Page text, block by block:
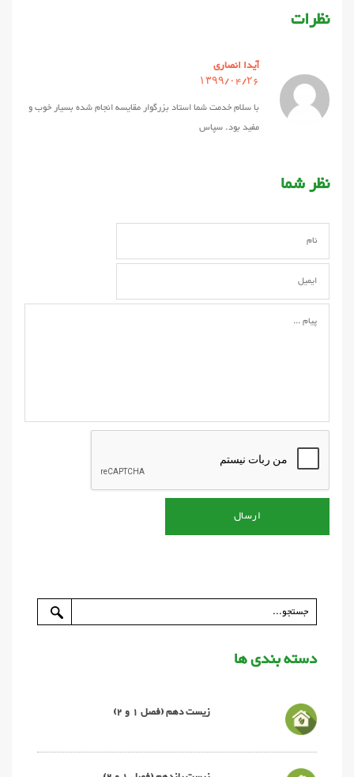
نظرات
آیدا انصاری
۱۳۹۹/۰۴/۲۶
با سلام خدمت شما استاد بزرگوار مقایسه انجام شده بسیار خوب و
مفید بود. سپاس
نظر شما
دسته بندی ها
زیست دهم (فصل 1 و 2)